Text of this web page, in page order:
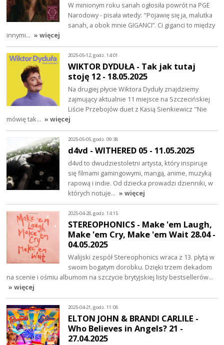
W minionym roku sanah ogłosiła powrót na PGE
Narodowy - pisała wtedy: "Pojawię się ja, malutka
sanah, a obok mnie GIGANCI”. Ci giganci to między
innymi… » więcej
2025-05-12, godz. 14:01
WIKTOR DYDUŁA - Tak jak tutaj
stoję 12 - 18.05.2025
Na drugiej płycie Wiktora Dyduły znajdziemy
zajmujący aktualnie 11 miejsce na Szczecińskiej
Liście Przebojów duet z Kasią Sienkiewicz "Nie
mówię tak… » więcej
2025-05-05, godz. 09:38
d4vd - WITHERED 05 - 11.05.2025
d4vd to dwudziestoletni artysta, który inspiruje
się filmami gamingowymi, mangą, anime, muzyką
rapową i indie. Od dziecka prowadzi dzienniki, w
których notuje… » więcej
2025-04-28, godz. 14:15
STEREOPHONICS - Make 'em Laugh,
Make 'em Cry, Make 'em Wait 28.04 -
04.05.2025
Walijski zespół Stereophonics wraca z 13. płytą w
swoim bogatym dorobku. Dzięki trzem dekadom
na scenie i ośmiu albumom na szczycie brytyjskiej listy bestsellerów…
» więcej
2025-04-21, godz. 11:08
ELTON JOHN & BRANDI CARLILE -
Who Believes in Angels? 21 -
27.04.2025